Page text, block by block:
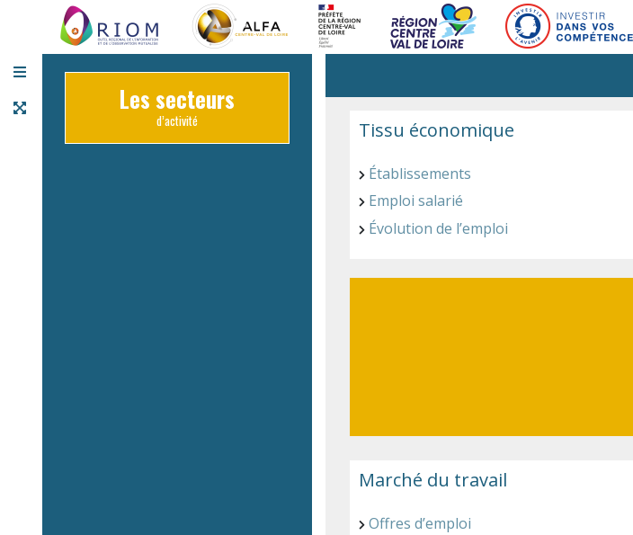
Les secteurs
d’activité Tissu économique
Établissements
Emploi salarié
Évolution de l’emploi
Marché du travail
Offres d’emploi
Panneau de gestion des cookies